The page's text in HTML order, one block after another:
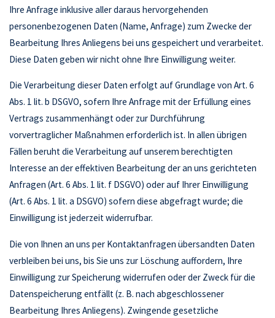
Ihre Anfrage inklusive aller daraus hervorgehenden
personenbezogenen Daten (Name, Anfrage) zum Zwecke der
Bearbeitung Ihres Anliegens bei uns gespeichert und verarbeitet.
Diese Daten geben wir nicht ohne Ihre Einwilligung weiter.
Die Verarbeitung dieser Daten erfolgt auf Grundlage von Art. 6
Abs. 1 lit. b DSGVO, sofern Ihre Anfrage mit der Erfüllung eines
Vertrags zusammenhängt oder zur Durchführung
vorvertraglicher Maßnahmen erforderlich ist. In allen übrigen
Fällen beruht die Verarbeitung auf unserem berechtigten
Interesse an der effektiven Bearbeitung der an uns gerichteten
Anfragen (Art. 6 Abs. 1 lit. f DSGVO) oder auf Ihrer Einwilligung
(Art. 6 Abs. 1 lit. a DSGVO) sofern diese abgefragt wurde; die
Einwilligung ist jederzeit widerrufbar.
Die von Ihnen an uns per Kontaktanfragen übersandten Daten
verbleiben bei uns, bis Sie uns zur Löschung auffordern, Ihre
Einwilligung zur Speicherung widerrufen oder der Zweck für die
Datenspeicherung entfällt (z. B. nach abgeschlossener
Bearbeitung Ihres Anliegens). Zwingende gesetzliche